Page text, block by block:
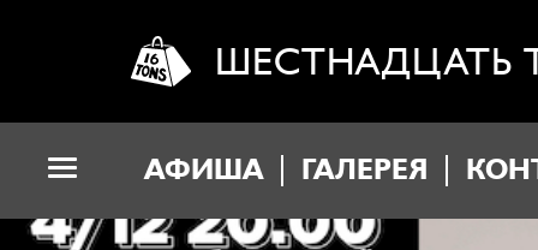
ШЕСТНАДЦАТЬ
АФИША ГАЛЕРЕЯ